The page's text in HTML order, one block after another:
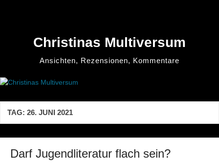
Christinas Multiversum
Ansichten, Rezensionen, Kommentare
TAG: 26. JUNI 2021
Darf Jugendliteratur flach sein?